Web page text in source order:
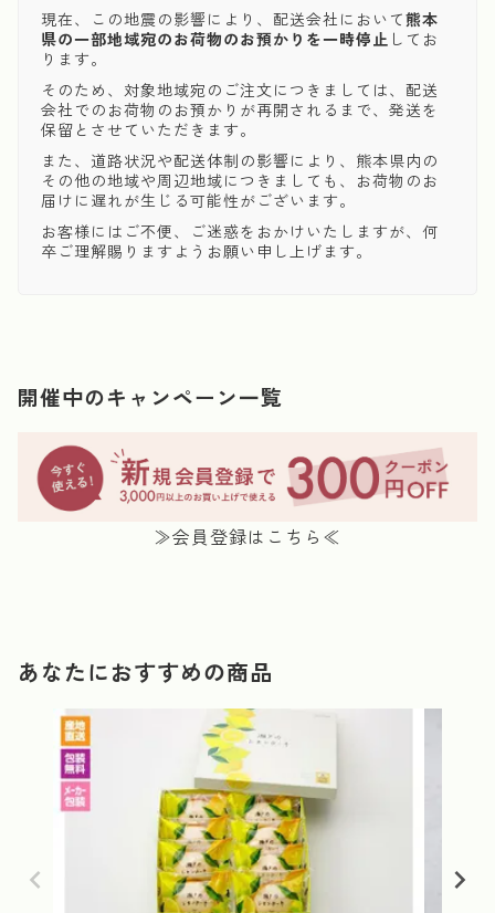
現在、この地震の影響により、配送会社において熊本
県の一部地域宛のお荷物のお預かりを一時停止 してお
ります。
そのため、対象地域宛のご注文につきましては、配送
会社でのお荷物のお預かりが再開されるまで、発送を
保留とさせていただきます。
また、道路状況や配送体制の影響により、熊本県内の
その他の地域や周辺地域につきましても、お荷物のお
届けに遅れが生じる可能性がございます。
お客様にはご不便、ご迷惑をおかけいたしますが、何
卒ご理解賜りますようお願い申し上げます。
開催中のキャンペーン一覧
≫会員登録はこちら≪
あなたにおすすめの商品